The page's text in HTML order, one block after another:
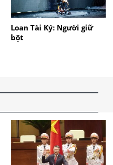
Loan Tài Ký: Người giữ
bột